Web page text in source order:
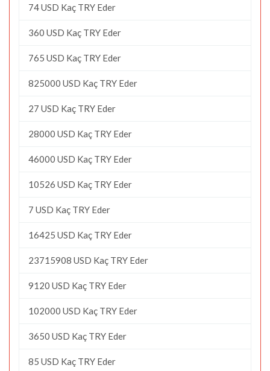
74 USD Kaç TRY Eder
360 USD Kaç TRY Eder
765 USD Kaç TRY Eder
825000 USD Kaç TRY Eder
27 USD Kaç TRY Eder
28000 USD Kaç TRY Eder
46000 USD Kaç TRY Eder
10526 USD Kaç TRY Eder
7 USD Kaç TRY Eder
16425 USD Kaç TRY Eder
23715908 USD Kaç TRY Eder
9120 USD Kaç TRY Eder
102000 USD Kaç TRY Eder
3650 USD Kaç TRY Eder
85 USD Kaç TRY Eder